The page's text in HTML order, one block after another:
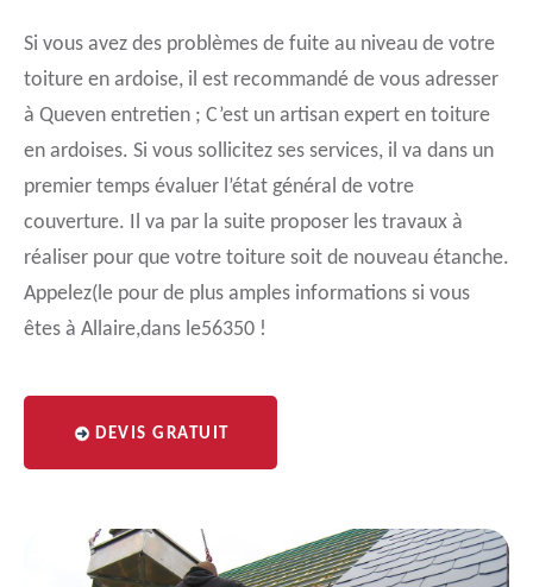
Si vous avez des problèmes de fuite au niveau de votre
toiture en ardoise, il est recommandé de vous adresser
à Queven entretien ; C’est un artisan expert en toiture
en ardoises. Si vous sollicitez ses services, il va dans un
premier temps évaluer l’état général de votre
couverture. Il va par la suite proposer les travaux à
réaliser pour que votre toiture soit de nouveau étanche.
Appelez(le pour de plus amples informations si vous
êtes à Allaire,dans le56350 !
DEVIS GRATUIT